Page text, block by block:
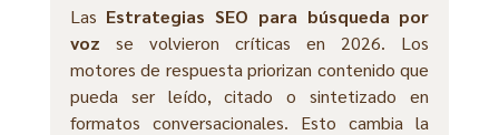
Las Estrategias SEO para búsqueda por
voz se volvieron críticas en 2026. Los
motores de respuesta priorizan contenido que
pueda ser leído, citado o sintetizado en
formatos conversacionales. Esto cambia la